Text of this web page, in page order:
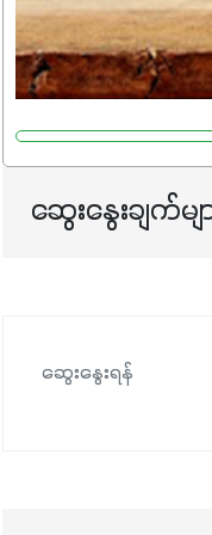
ဆွေးနွေးချက်မျ
ဆွေးနွေးရန်